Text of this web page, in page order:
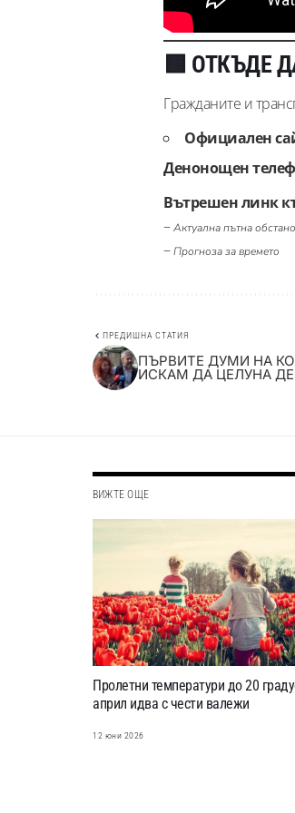
🟩 ОТКЪДЕ
Гражданите и
Официален
Денонощен
Вътрешен линк
–Актуална пътна
–Прогноза за времето
ПРЕДИШНА СТАТИЯ
ПЪРВИТЕ ДУМИ НА
ИСКАМ ДА ЦЕЛУНА
ВИЖТЕ ОЩЕ
Пролетни температури до 20
април идва с чести валежи
12 юни 2026